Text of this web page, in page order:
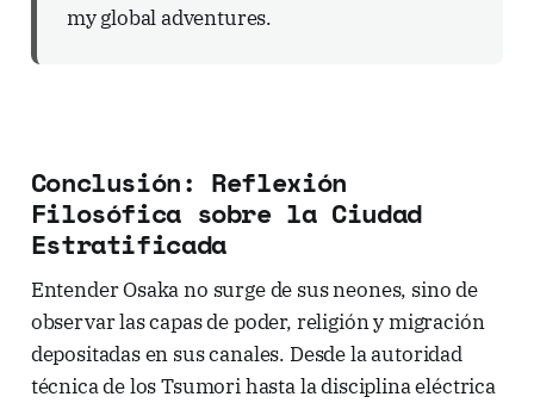
my global adventures.
Conclusión: Reflexión
Filosófica sobre la Ciudad
Estratificada
Entender Osaka no surge de sus neones, sino de
observar las capas de poder, religión y migración
depositadas en sus canales. Desde la autoridad
técnica de los Tsumori hasta la disciplina eléctrica